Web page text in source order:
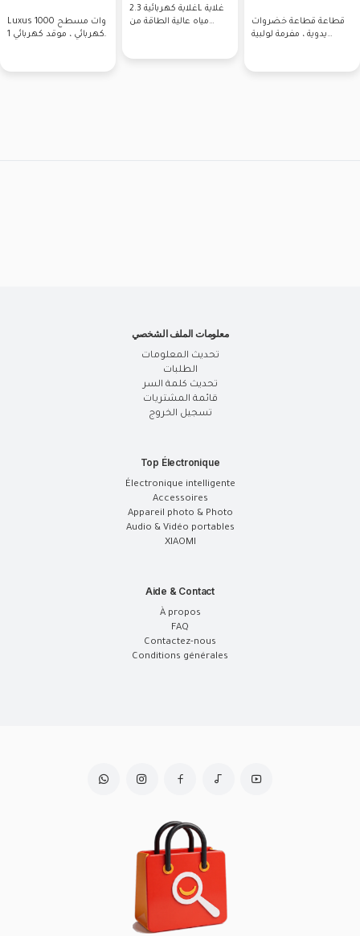
Luxus 1000 وات مسطح
كهربائي ، موقد كهربائي 1
غلاية كهربائية 2.3L غلاية
مياه عالية الطاقة من
قطاعة قطاعة خضروات
يدوية ، مفرمة لولبية
معلومات الملف الشخصي
تحديث المعلومات
الطلبات
تحديث كلمة السر
قائمة المشتريات
تسجيل الخروج
Top Électronique
Électronique intelligente
Accessoires
Appareil photo & Photo
Audio & Vidéo portables
XIAOMI
Aide & Contact
À propos
FAQ
Contactez-nous
Conditions générales